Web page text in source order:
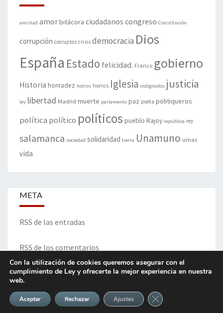
amistad amorbitácora ciudadanos congreso Constitución
corrupción corruptos crisis democracia Dios
España Estado felicidad. Franco gobierno
Historia honradez hotros hunos Iglesia indignados justicia
ley libertad Madrid muerte parlamento paz poeta politiqueros
política político políticos pueblo Rajoy república rey
salamanca sociedad solidaridad tierra Unamuno urnas
vida
META
RSS de las entradas
RSS de los comentarios
Con la utilización de cookies queremos asegurar con el
cumplimiento de Ley y ofrecerte la mejor experiencia en nuestra
web.
Aceptar Rechazar Ajustes Cerrar el banner de